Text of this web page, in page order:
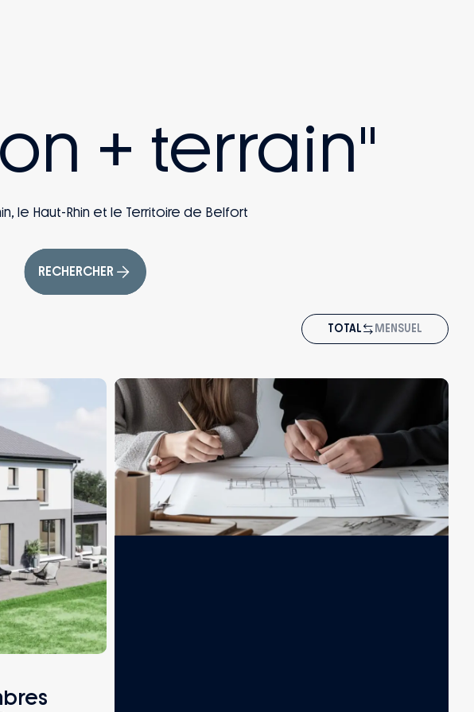
+ terrain"
le Haut-Rhin et le Territoire de Belfort
RECHERCHER
TOTAL MENSUEL